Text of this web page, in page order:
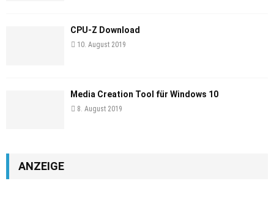
CPU-Z Download
10. August 2019
Media Creation Tool für Windows 10
8. August 2019
ANZEIGE